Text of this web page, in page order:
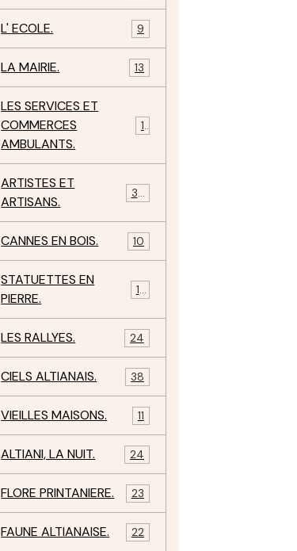
L' ECOLE. 9
LA MAIRIE. 13
LES SERVICES ET
COMMERCES
AMBULANTS.
11
ARTISTES ET
ARTISANS.
34
CANNES EN BOIS. 10
STATUETTES EN
PIERRE.
17
LES RALLYES. 24
CIELS ALTIANAIS. 38
VIEILLES MAISONS. 11
ALTIANI, LA NUIT. 24
FLORE PRINTANIERE. 23
FAUNE ALTIANAISE. 22